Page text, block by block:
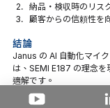
納品・検収時のリス
顧客からの信頼性を
結論
Janus の AI 自動化マイ
は、SEMI E187 の理念
適解です。
装置メーカーが短期間で
を守ることを可能にしま